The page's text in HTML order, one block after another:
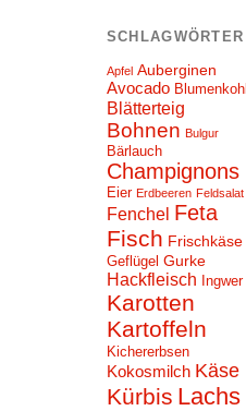
SCHLAGWÖRTER
Apfel Auberginen
Avocado Blumenkohl
Blätterteig
Bohnen Bulgur
Bärlauch
Champignons
Eier Erdbeeren Feldsalat
Fenchel Feta
Fisch Frischkäse
Geflügel Gurke
Hackfleisch Ingwer
Karotten
Kartoffeln
Kichererbsen
Kokosmilch Käse
Kürbis Lachs